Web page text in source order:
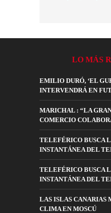
LO MÁS
EMILIO DURÓ, ‘EL
INTERVENDRÁ EN
MARICHAL : “LA
COMERCIO
TELEFÉRICO BUSCA
INSTANTÁNEA DEL
TELEFÉRICO BUSCA
INSTANTÁNEA DEL
LAS ISLAS CANARIAS
CLIMA EN MOSCÚ